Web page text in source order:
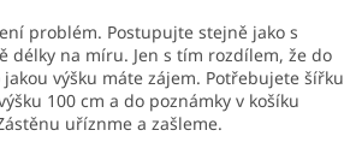
problém. Postupujte stejně jako s
délky na míru. Jen s tím rozdílem, že do
výšku máte zájem. Potřebujete šířku
100 cm a do poznámky v košíku
uříznme a zašleme.